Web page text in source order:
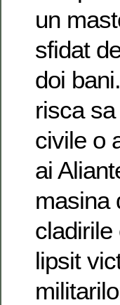
un
sfidat
doi
risca
civile o
ai
masina
cladirile
lipsit